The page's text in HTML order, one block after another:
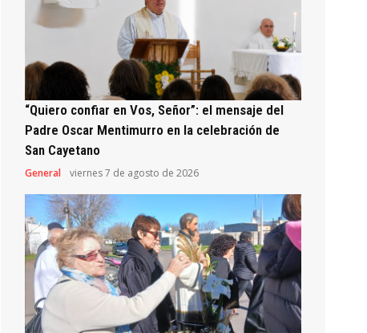
“Quiero confiar en Vos, Señor”: el mensaje del
Padre Oscar Mentimurro en la celebración de
San Cayetano
General viernes 7 de agosto de 2026